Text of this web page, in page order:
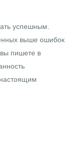
успешным.
выше ошибок
вы пишете в